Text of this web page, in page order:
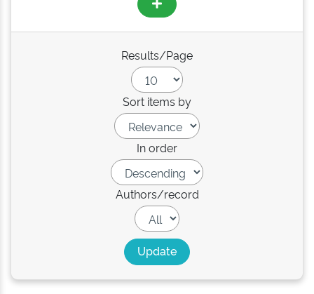
Results/Page
Sort items by
In order
Authors/record